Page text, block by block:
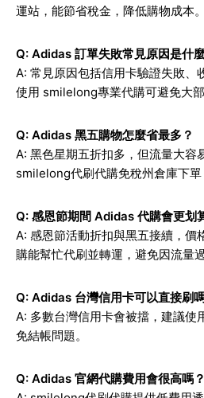
運站，能節省稅金，降低購物成本。
Q: Adidas 訂單失敗常見原因是什
A: 常見原因包括信用卡驗證失敗、
使用 smilelong專業代購可避免大部
Q: Adidas 黑五購物怎麼省最多？
A: 黑色星期五折扣多，但流量大容
smilelong代刷代購免稅州倉庫下單
Q: 感恩節期間 Adidas 代購會更划
A: 感恩節活動折扣與黑五接續，
購能幫忙代刷並轉運，避免因流量
Q: Adidas 台灣信用卡可以直接刷
A: 多數台灣信用卡會被擋，建議
免結帳問題。
Q: Adidas 官網代購費用會很高嗎？